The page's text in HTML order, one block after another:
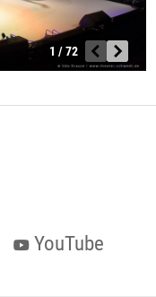
1 / 72
YouTube